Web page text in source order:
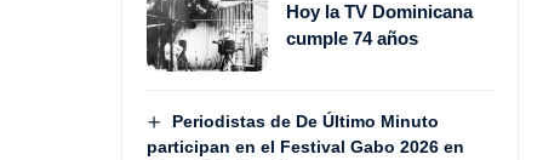
Hoy la TV Dominicana
cumple 74 años
Periodistas de De Último Minuto
participan en el Festival Gabo 2026 en